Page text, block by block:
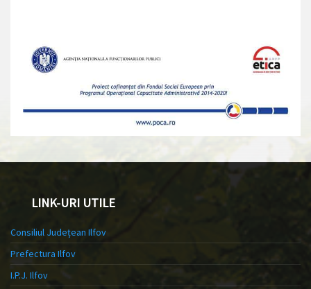
LINK-URI UTILE
Consiliul Județean Ilfov
Prefectura Ilfov
I.P.J. Ilfov